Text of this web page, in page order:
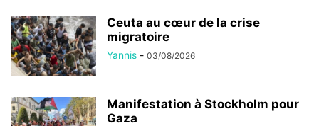
Ceuta au cœur de la crise
migratoire
Yannis - 03/08/2026
Manifestation à Stockholm pour
Gaza